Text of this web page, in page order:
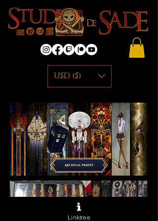
USD ($)
Linktree